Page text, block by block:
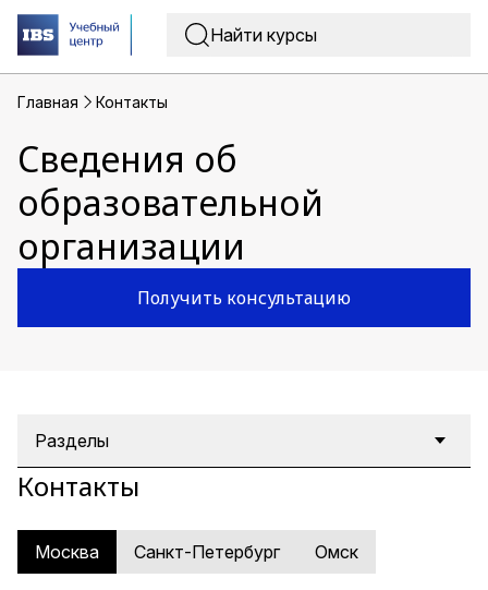
Главная Контакты
Сведения об
образовательной
организации
Получить консультацию
Разделы
Контакты
Москва Санкт-Петербург Омск